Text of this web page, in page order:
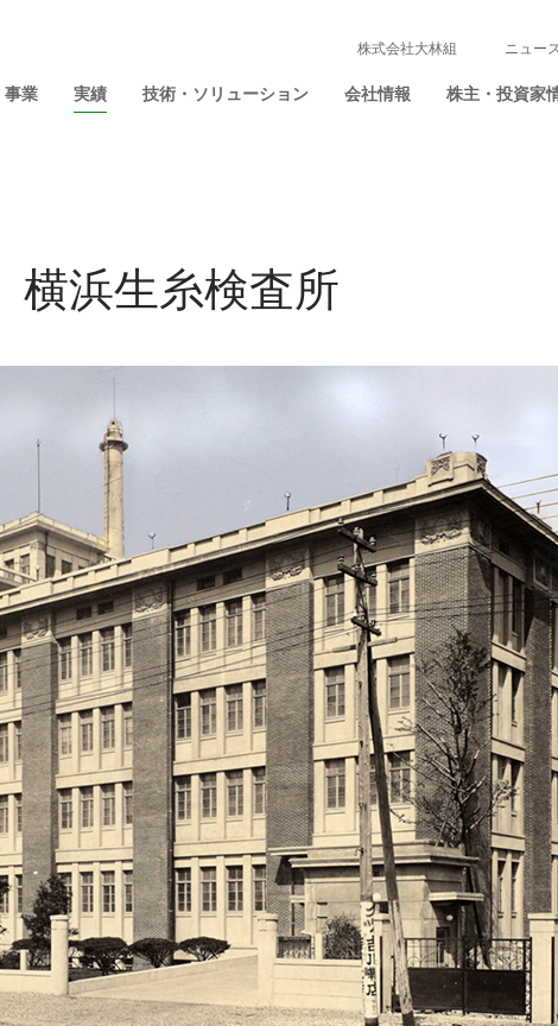
事業 実績 技術・ソリューション 会社情報 株主・投資家
株式会社大林組 ニュー
横浜生糸検査所